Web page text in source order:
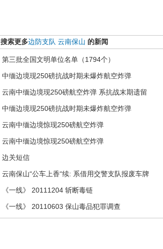
搜索更多边防支队 云南保山 的新闻
第三批全国文明单位名单（1794个）
中缅边境现250磅抗战时期未爆炸航空炸弹
云南中缅边境现250磅航空炸弹 系抗战末期遗留
中缅边境现250磅抗战时期未爆炸航空炸弹
云南中缅边境惊现250磅航空炸弹
云南中缅边境惊现250磅航空炸弹
边关短信
云南保山“公车上香“续: 系借用交警支队报废车牌
《一线》 20111204 斩断毒链
《一线》 20110603 保山毒品犯罪调查